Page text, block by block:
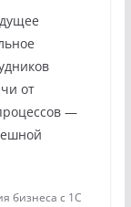
от
—
бизнеса с 1С